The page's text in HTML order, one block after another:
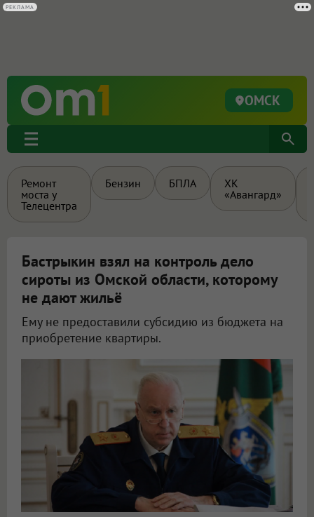
ОМСК
Ремонт
моста у
Телецентра
Бензин БПЛА
ХК
«Авангард»
Бастрыкин взял на контроль дело
сироты из Омской области, которому
не дают жильё
Ему не предоставили субсидию из бюджета на
приобретение квартиры.